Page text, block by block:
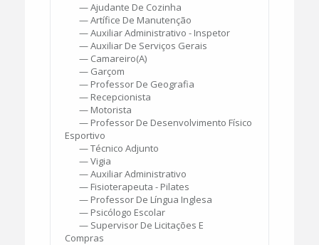
— Ajudante De Cozinha
— Artífice De Manutenção
— Auxiliar Administrativo - Inspetor
— Auxiliar De Serviços Gerais
— Camareiro(a)
— Garçom
— Professor De Geografia
— Recepcionista
— Motorista
— Professor De Desenvolvimento Físico
Esportivo
— Técnico Adjunto
— Vigia
— Auxiliar Administrativo
— Fisioterapeuta - Pilates
— Professor De Língua Inglesa
— Psicólogo Escolar
— Supervisor De Licitações E
Compras